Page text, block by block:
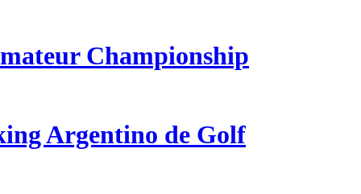
Championship
Argentino de Golf